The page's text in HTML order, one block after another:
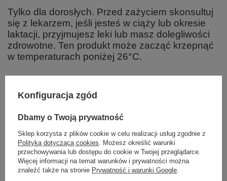
Tylko dla dorosłych. Przed zażyciem skonsultuj
się z lekarzem, jeśli jesteś w ciąży lub okresie
laktacji, przyjmujesz leki lub masz dolegliwości
zdrowotne. Ten produkt może zacząć krzepnąć
w temperaturach poniżej 26°C.
Organiczny olej kokosowy z pierwszego tłoczenia 3000 mg
Trójglicerydy średniołańcuchowe (MCT) 1500 mg
Organiczny olej kokosowy, kapsułka: [żelatyna wołowa (wolna od BSE),
glicerol, woda].
Konfiguracja zgód
Dbamy o Twoją prywatność
Sklep korzysta z plików cookie w celu realizacji usług zgodnie z
Polityką dotyczącą cookies . Możesz określić warunki
przechowywania lub dostępu do cookie w Twojej przeglądarce.
Więcej informacji na temat warunków i prywatności można
znaleźć także na stronie Prywatność i warunki Google